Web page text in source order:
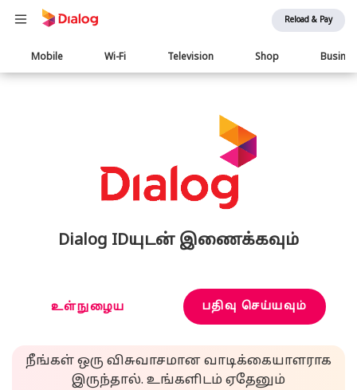
Reload & Pay
Main
navigation
Mobile Wi-Fi Television Shop
Dialog IDயுடன் இணைக்கவும்
உள்நுழைய பதிவு செய்யவும்
நீங்கள் ஒரு விசுவாசமான வாடிக்கையாளராக
இருந்தால். உங்களிடம் ஏதேனும்